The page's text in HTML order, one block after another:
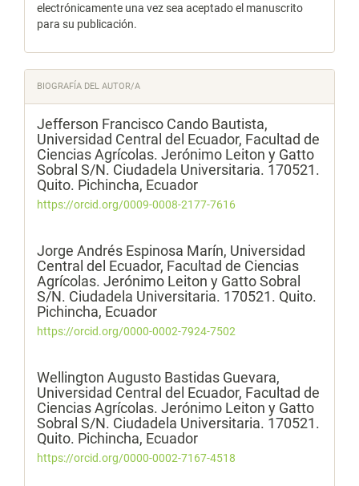
electrónicamente una vez sea aceptado el manuscrito
para su publicación.
BIOGRAFÍA DEL AUTOR/A
Jefferson Francisco Cando Bautista,
Universidad Central del Ecuador, Facultad de
Ciencias Agrícolas. Jerónimo Leiton y Gatto
Sobral S/N. Ciudadela Universitaria. 170521.
Quito. Pichincha, Ecuador
https://orcid.org/0009-0008-2177-7616
Jorge Andrés Espinosa Marín, Universidad
Central del Ecuador, Facultad de Ciencias
Agrícolas. Jerónimo Leiton y Gatto Sobral
S/N. Ciudadela Universitaria. 170521. Quito.
Pichincha, Ecuador
https://orcid.org/0000-0002-7924-7502
Wellington Augusto Bastidas Guevara,
Universidad Central del Ecuador, Facultad de
Ciencias Agrícolas. Jerónimo Leiton y Gatto
Sobral S/N. Ciudadela Universitaria. 170521.
Quito. Pichincha, Ecuador
https://orcid.org/0000-0002-7167-4518